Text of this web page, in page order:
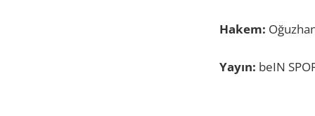
Hakem:
Yayın: beIN